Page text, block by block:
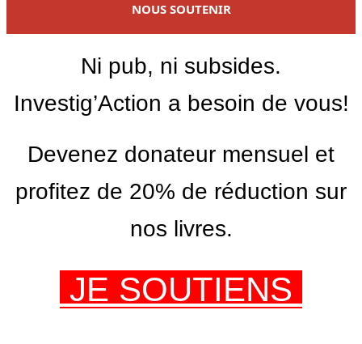
NOUS SOUTENIR
Ni pub, ni subsides.
Investig’Action a besoin de vous!
Devenez donateur mensuel et
profitez de 20% de réduction sur
nos livres.
JE SOUTIENS